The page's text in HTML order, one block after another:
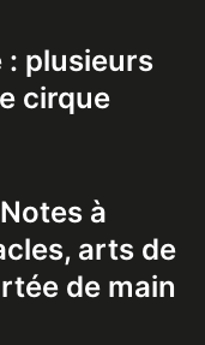
: plusieurs
cirque
à
arts de
de main